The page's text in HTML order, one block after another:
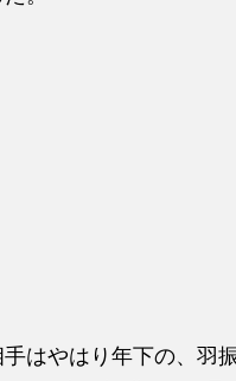
はやはり年下の、羽